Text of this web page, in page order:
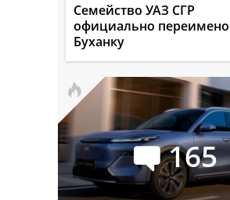
Семейство УАЗ СГР
официально
Буханку
165